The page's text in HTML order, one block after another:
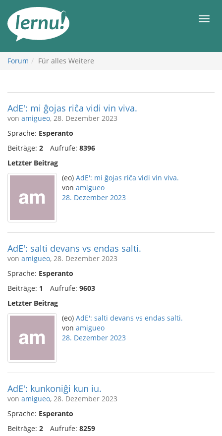
Inhalt
Forum Für alles Weitere
AdE': mi ĝojas riĉa vidi vin viva.
von amigueo, 28. Dezember 2023
Sprache: Esperanto
Beiträge: 2 Aufrufe: 8396
Letzter Beitrag
(eo) AdE': mi ĝojas riĉa vidi vin viva.
von amigueo
28. Dezember 2023
AdE': salti devans vs endas salti.
von amigueo, 28. Dezember 2023
Sprache: Esperanto
Beiträge: 1 Aufrufe: 9603
Letzter Beitrag
(eo) AdE': salti devans vs endas salti.
von amigueo
28. Dezember 2023
AdE': kunkoniĝi kun iu.
von amigueo, 28. Dezember 2023
Sprache: Esperanto
Beiträge: 2 Aufrufe: 8259